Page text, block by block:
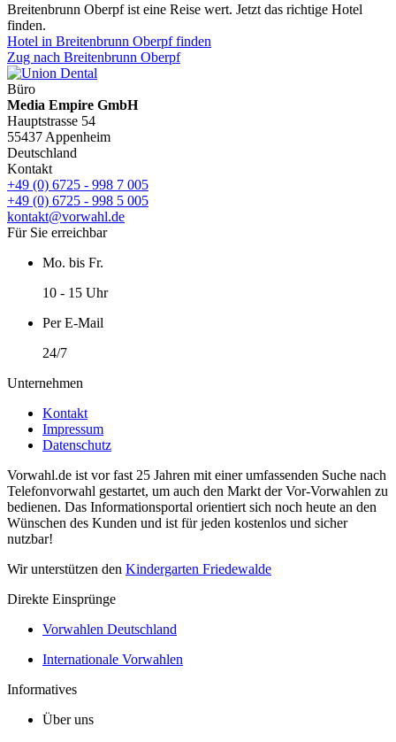
Breitenbrunn Oberpf ist eine Reise wert. Jetzt das richtige Hotel
finden.
Hotel in Breitenbrunn Oberpf finden
Zug nach Breitenbrunn Oberpf
Büro
Media Empire GmbH
Hauptstrasse 54
55437 Appenheim
Deutschland
Kontakt
+49 (0) 6725 - 998 7 005
+49 (0) 6725 - 998 5 005
kontakt@vorwahl.de
Für Sie erreichbar
Mo. bis Fr.
10 - 15 Uhr
Per E-Mail
24/7
Unternehmen
Kontakt
Impressum
Datenschutz
Vorwahl.de ist vor fast 25 Jahren mit einer umfassenden Suche nach
Telefonvorwahl gestartet, um auch den Markt der Vor-Vorwahlen zu
bedienen. Das Informationsportal orientiert sich noch heute an den
Wünschen des Kunden und ist für jeden kostenlos und sicher
nutzbar!
Wir unterstützen den Kindergarten Friedewalde
Direkte Einsprünge
Vorwahlen Deutschland
Internationale Vorwahlen
Informatives
Über uns